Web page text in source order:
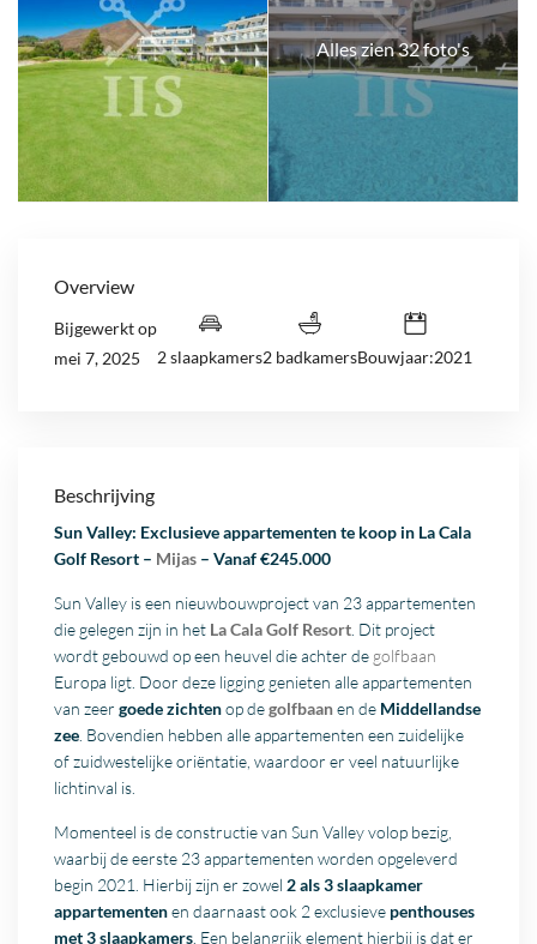
Alles zien 32 foto's
Overview
Bijgewerkt op
mei 7, 2025
2 slaapkamers2 badkamersBouwjaar:2021
Beschrijving
Sun Valley: Exclusieve appartementen te koop in La Cala
Golf Resort – Mijas – Vanaf €245.000
Sun Valley is een nieuwbouwproject van 23 appartementen
die gelegen zijn in het La Cala Golf Resort . Dit project
wordt gebouwd op een heuvel die achter de golfbaan
Europa ligt. Door deze ligging genieten alle appartementen
van zeergoede zichtenop degolfbaanen de Middellandse
zee . Bovendien hebben alle appartementen een zuidelijke
of zuidwestelijke oriëntatie, waardoor er veel natuurlijke
lichtinval is.
Momenteel is de constructie van Sun Valley volop bezig,
waarbij de eerste 23 appartementen worden opgeleverd
begin 2021. Hierbij zijn er zowel 2 als 3 slaapkamer
appartementenen daarnaast ook 2 exclusieve penthouses
met 3 slaapkamers . Een belangrijk element hierbij is dat er